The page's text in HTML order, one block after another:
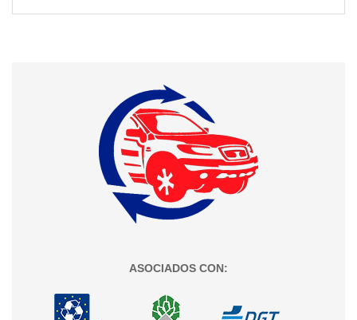
ASOCIADOS CON: